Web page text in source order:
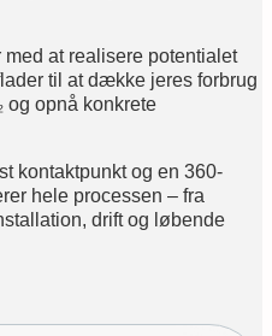
at realisere potentialet
til at dække jeres forbrug
og opnå konkrete
kontaktpunkt og en 360-
hele processen – fra
drift og løbende